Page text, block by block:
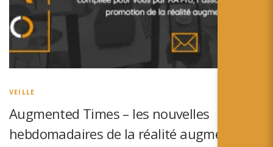
VEILLE
Augmented Times – les nouvelles
hebdomadaires de la réalité augmentée –